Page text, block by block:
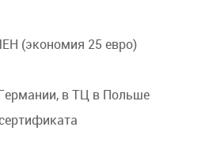
(экономия 25 евро)
в ТЦ в Польше